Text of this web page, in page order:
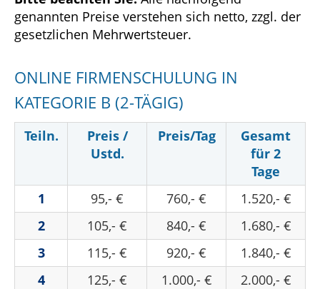
genannten Preise verstehen sich netto, zzgl. der
gesetzlichen Mehrwertsteuer.
ONLINE FIRMENSCHULUNG IN
KATEGORIE B (2-TÄGIG)
Teiln.
Preis /
Ustd.
Preis/Tag
Gesamt
für 2
Tage
1
95,- € 760,- €
1.520,- €
2
105,- € 840,- €
1.680,- €
3
115,- € 920,- €
1.840,- €
4
125,- € 1.000,- €
2.000,- €